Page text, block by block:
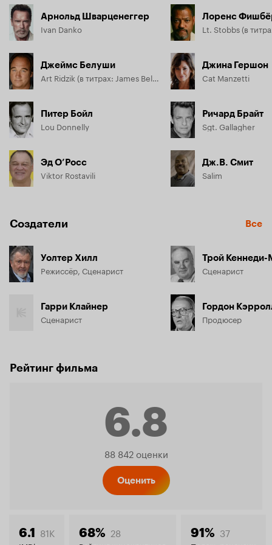
Арнольд Шварценеггер
Ivan Danko
Джеймс Белуши
Питер Бойл
Lou Donnelly
Эд О’Росс
Viktor Rostavili
Лоренс
Джина Гершон
Cat Manzetti
Ричард Брайт
Sgt. Gallagher
Дж.В. Смит
Salim
Создатели Все
Уолтер Хилл
Режиссёр, Сценарист
Гарри Клайнер
Сценарист
Трой Кеннеди-
Сценарист
Гордон
Продюсер
Рейтинг фильма
6.8
Рейтинг
88 842 оценки
Оценить
6.1 81K 68% 28 91% 37